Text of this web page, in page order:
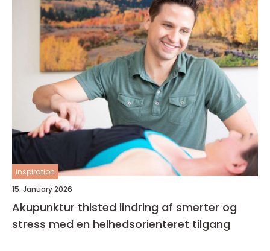
inspiration
15. January 2026
Akupunktur thisted lindring af smerter og
stress med en helhedsorienteret tilgang